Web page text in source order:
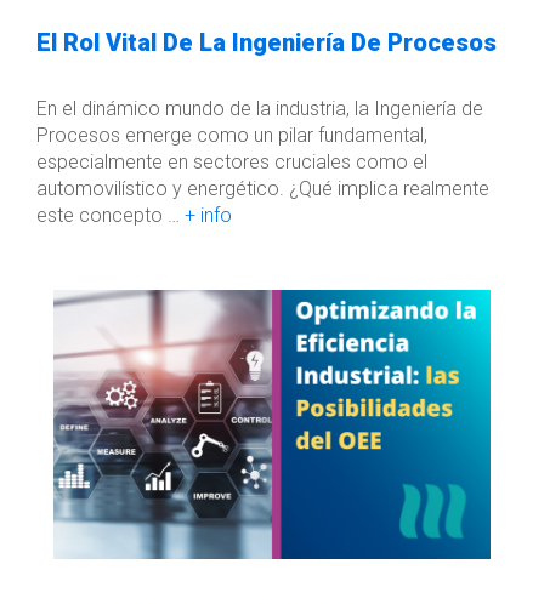
El Rol Vital De La Ingeniería De Procesos
En el dinámico mundo de la industria, la Ingeniería de
Procesos emerge como un pilar fundamental,
especialmente en sectores cruciales como el
automovilístico y energético. ¿Qué implica realmente
este concepto … + info